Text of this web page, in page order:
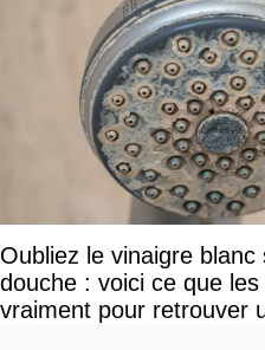
Oubliez le vinaigre
douche : voici ce que
vraiment pour retrouver